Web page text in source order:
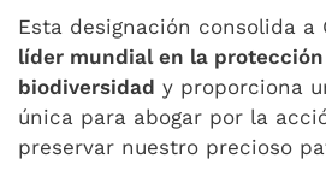
Esta designación consolida a
líder mundial en la
biodiversidad y proporciona
única para abogar por la
preservar nuestro precioso